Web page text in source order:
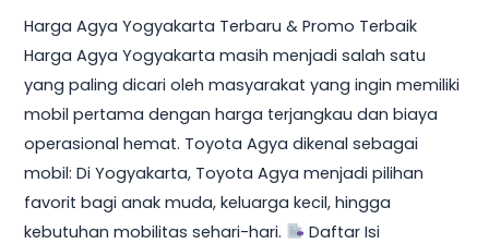
Harga Agya Yogyakarta Terbaru & Promo Terbaik
Harga Agya Yogyakarta masih menjadi salah satu
yang paling dicari oleh masyarakat yang ingin memiliki
mobil pertama dengan harga terjangkau dan biaya
operasional hemat. Toyota Agya dikenal sebagai
mobil: Di Yogyakarta, Toyota Agya menjadi pilihan
favorit bagi anak muda, keluarga kecil, hingga
kebutuhan mobilitas sehari-hari.
Daftar Isi